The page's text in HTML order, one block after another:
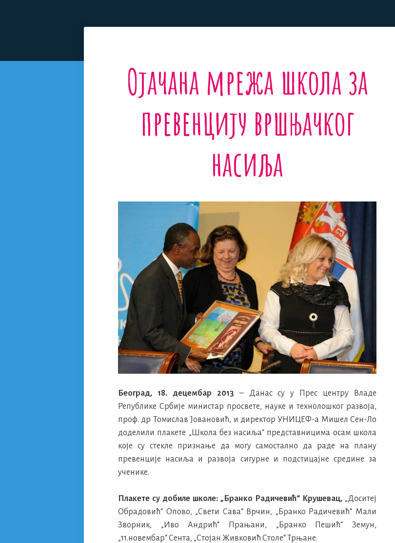
Oјачана мрежа школа за
превенцију вршњачког
насиља
Београд, 18. децембар 2013 – Данас су у Прес центру Владе
Републике Србије министар просвете, науке и технолошког развоја,
проф. др Томислав Јовановић, и директор УНИЦЕФ-а Мишел Сен-Ло
доделили плакете „Школа без насиља“ представницима осам школа
које су стекле признање да могу самостално да раде на плану
превенције насиља и развоја сигурне и подстицајне средине за
ученике.
Плакете су добиле школе: „Бранко Радичевић“ Крушевац, „Доситеј
Обрадовић“ Опово, „Свети Сава“ Врчин, „Бранко Радичевић“ Мали
Зворник, „Иво Андрић“ Прањани, „Бранко Пешић“ Земун,
„11.новембар“ Сента, „Стојан Живковић Столе“ Трњане.